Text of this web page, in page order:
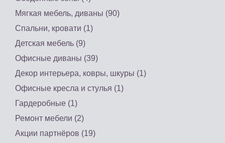
Мягкая мебель, диваны (90)
Спальни, кровати (1)
Детская мебель (9)
Офисные диваны (39)
Декор интерьера, ковры, шкуры (1)
Офисные кресла и стулья (1)
Гардеробные (1)
Ремонт мебели (2)
Акции партнёров (19)